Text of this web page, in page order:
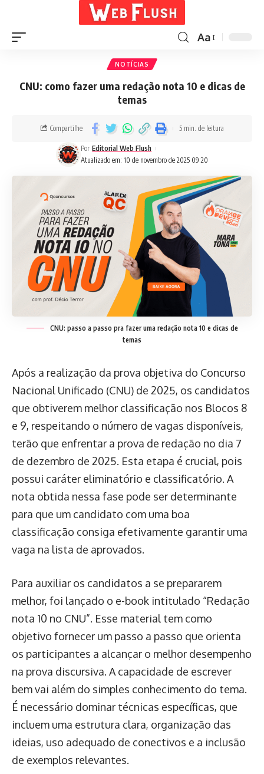
Aa
NOTÍCIAS
CNU: como fazer uma redação nota 10 e dicas de
temas
Atualizado em: 10 de novembro de 2025 09:20
Por Editorial Web Flush
Compartilhe 5 min. de leitura
CNU: passo a passo pra fazer uma redação nota 10 e dicas de
temas
Após a realização da prova objetiva do Concurso
Nacional Unificado (CNU) de 2025, os candidatos
que obtiverem melhor classificação nos Blocos 8
e 9, respeitando o número de vagas disponíveis,
terão que enfrentar a prova de redação no dia 7
de dezembro de 2025. Esta etapa é crucial, pois
possui caráter eliminatório e classificatório. A
nota obtida nessa fase pode ser determinante
para que um candidato com uma boa
classificação consiga efetivamente garantir uma
vaga na lista de aprovados.
Para auxiliar os candidatos a se prepararem
melhor, foi lançado o e-book intitulado “Redação
nota 10 no CNU”. Esse material tem como
objetivo fornecer um passo a passo que orienta
os participantes a alcançar o melhor desempenho
na prova discursiva. A capacidade de escrever
bem vai além do simples conhecimento do tema.
É necessário dominar técnicas específicas, que
incluem uma estrutura clara, organização das
ideias, uso adequado de conectivos e a inclusão
de exemplos relevantes.